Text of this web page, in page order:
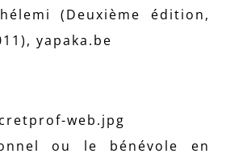
(Deuxième édition,
yapaka.be
ou le bénévole en